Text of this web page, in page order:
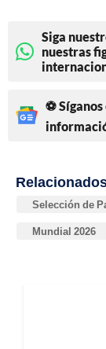
Siga
nuestras
⚽
Selección de
Mundial 2026